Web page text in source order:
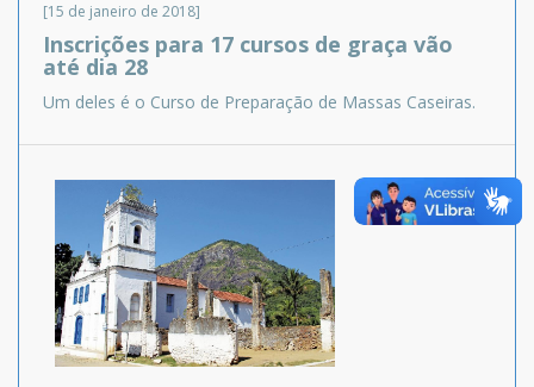
[15 de janeiro de 2018]
Inscrições para 17 cursos de graça vão
até dia 28
Um deles é o Curso de Preparação de Massas Caseiras.